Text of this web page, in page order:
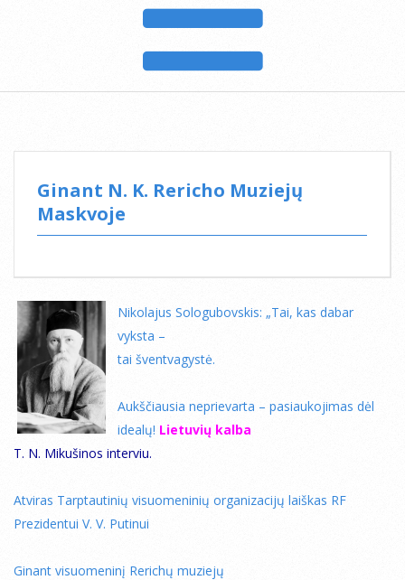
Ginant N. K. Rericho Muziejų
Maskvoje
Nikolajus Sologubovskis: „Tai, kas dabar
vyksta –
tai šventvagystė.
Aukščiausia neprievarta – pasiaukojimas dėl
idealų! Lietuvių kalba
T. N. Mikušinos interviu.
Atviras Tarptautinių visuomeninių organizacijų laiškas RF
Prezidentui V. V. Putinui
Ginant visuomeninį Rerichų muziejų